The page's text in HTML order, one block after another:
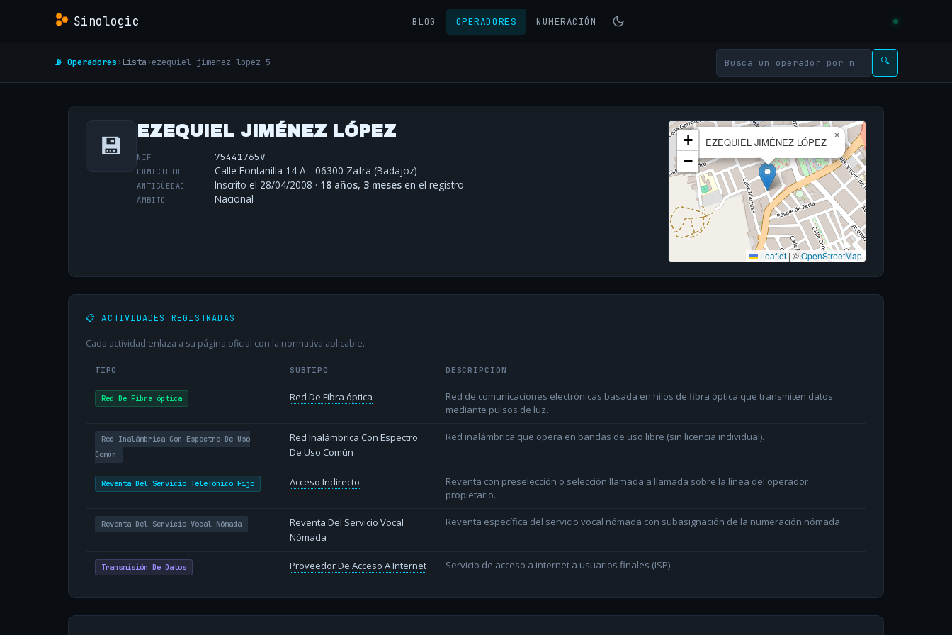
Sinologic BLOG OPERADORES NUMERACIÓN
📡 Operadores› Lista›ezequiel-jimenez-lopez-5 🔍
💾 EZEQUIEL JIMÉNEZ LÓPEZ
NIF 75441765V
DOMICILIO Calle Fontanilla 14 A - 06300 Zafra (Badajoz)
ANTIGÜEDAD Inscrito el 28/04/2008 · 18 años, 3 meses en el registro
ÁMBITO Nacional
EZEQUIEL JIMÉNEZ LÓPEZ
×
+
−
Leaflet | ©OpenStreetMap
📋 ACTIVIDADES REGISTRADAS
Cada actividad enlaza a su página oficial con la normativa aplicable.
TIPO SUBTIPO DESCRIPCIÓN
Red De Fibra óptica Red De Fibra óptica
Red de comunicaciones electrónicas basada en hilos de fibra óptica que transmiten datos
mediante pulsos de luz.
Red Inalámbrica Con Espectro De Uso
Común
Red Inalámbrica Con Espectro
De Uso Común
Red inalámbrica que opera en bandas de uso libre (sin licencia individual).
Reventa Del Servicio Telefónico Fijo Acceso Indirecto
Reventa con preselección o selección llamada a llamada sobre la línea del operador
propietario.
Reventa Del Servicio Vocal Nómada
Reventa Del Servicio Vocal
Nómada
Reventa específica del servicio vocal nómada con subasignación de la numeración nómada.
Transmisión De Datos Proveedor De Acceso A Internet Servicio de acceso a internet a usuarios finales (ISP).